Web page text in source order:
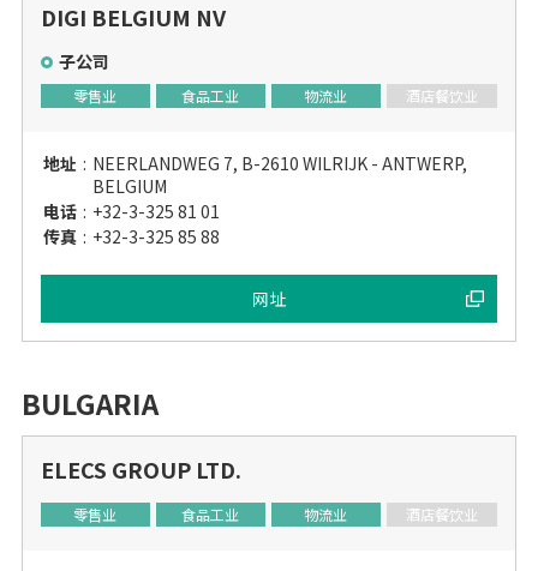
DIGI BELGIUM NV
子公司
零售业 食品工业 物流业 酒店餐饮业
地址 : NEERLANDWEG 7, B-2610 WILRIJK - ANTWERP,
BELGIUM
电话 : +32-3-325 81 01
传真 : +32-3-325 85 88
网址
BULGARIA
ELECS GROUP LTD.
零售业 食品工业 物流业 酒店餐饮业